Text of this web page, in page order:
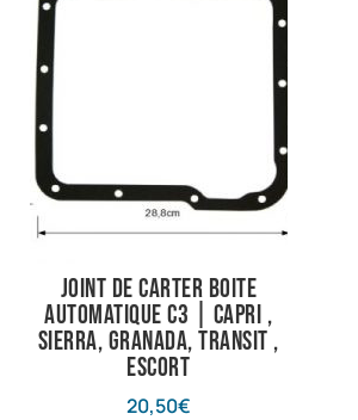
Joint de carter boite
automatique C3 | Capri ,
Sierra, Granada, Transit ,
Escort
20,50€